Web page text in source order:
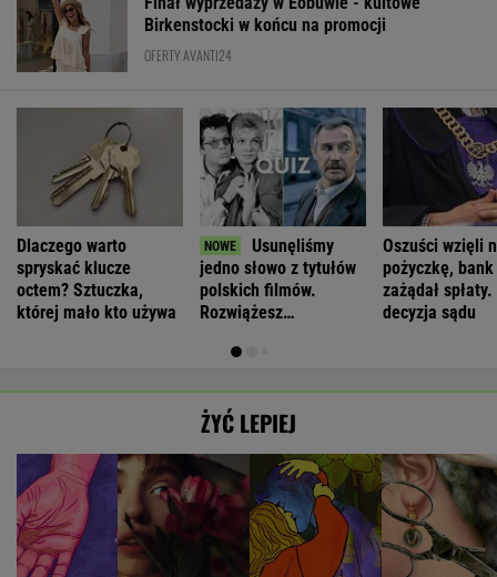
Birkenstocki w końcu na promocji
OFERTY AVANTI24
Dlaczego warto
spryskać klucze
octem? Sztuczka,
której mało kto używa
Usunęliśmy
jedno słowo z tytułów
polskich filmów.
Rozwiążesz
Oszuści wzięli
pożyczkę, bank
zażądał
decyzja sądu
ŻYĆ LEPIEJ